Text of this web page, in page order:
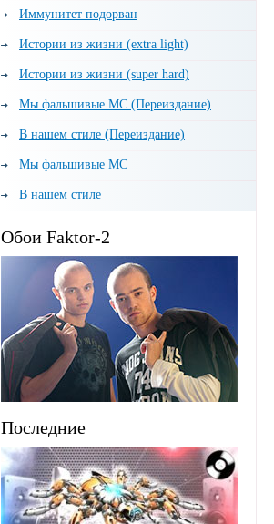
Иммунитет подорван
Истории из жизни (extra light)
Истории из жизни (super hard)
Мы фальшивые МС (Переиздание)
В нашем стиле (Переиздание)
Мы фальшивые МС
В нашем стиле
Обои Faktor-2
Последние